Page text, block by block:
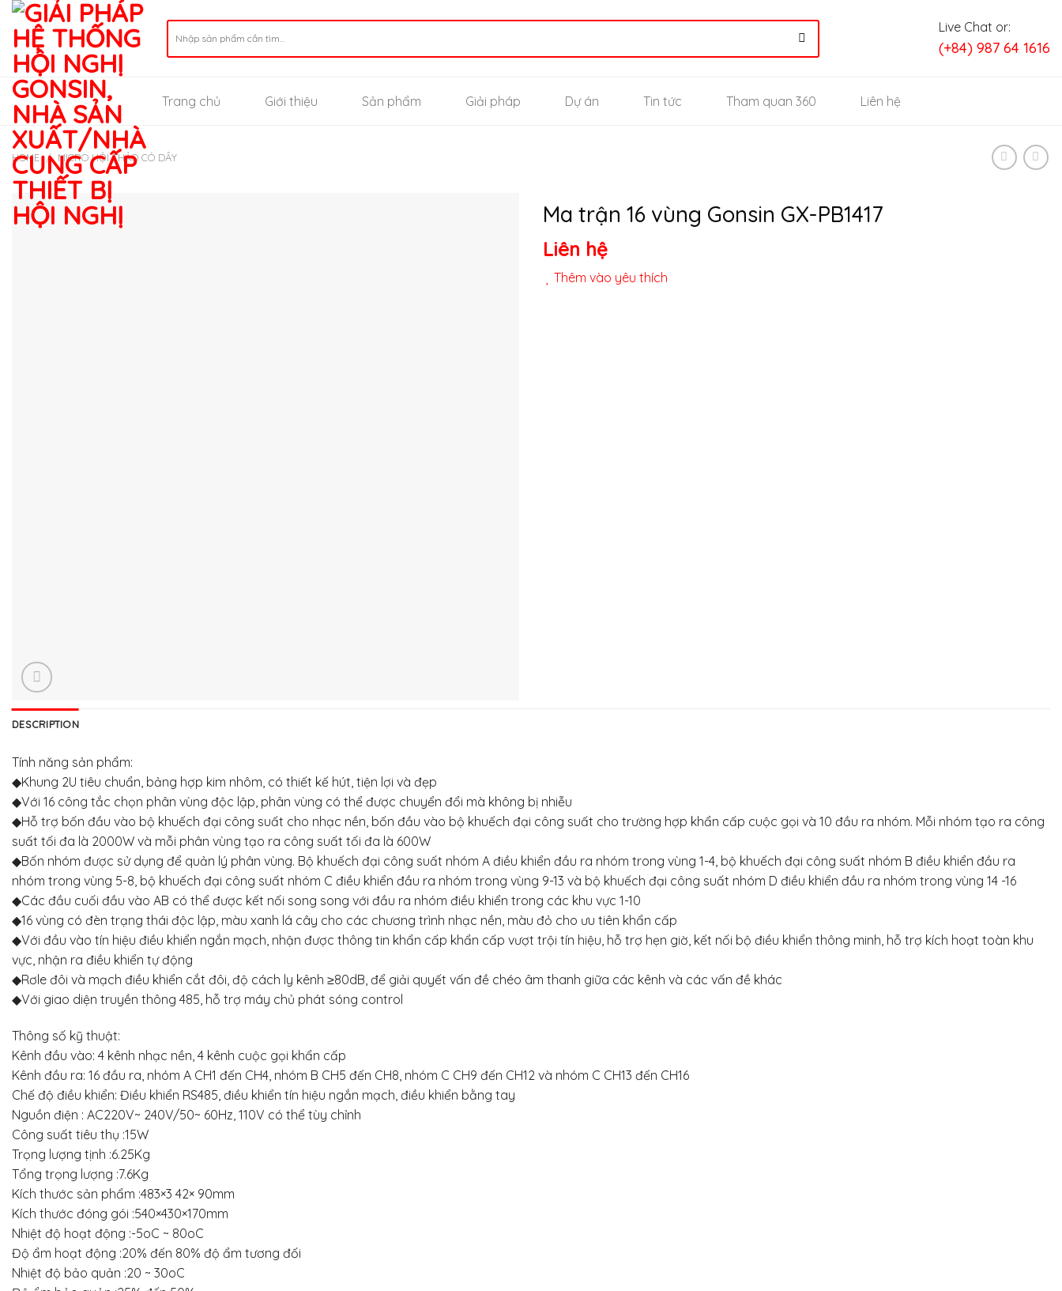
Skip
content
for:
Live Chat or:
(+84) 987 64 1616
Trang chủ Giới thiệu Sản phẩm Giải pháp Dự án Tin tức Tham quan 360 Liên hệ
HOME / MICRO HỘI THẢO CÓ DÂY
Ma trận 16 vùng Gonsin GX-PB1417
Liên hệ
Thêm vào yêu thích
DESCRIPTION
Tính năng sản phẩm:
◆Khung 2U tiêu chuẩn, bảng hợp kim nhôm, có thiết kế hút, tiện lợi và đẹp
◆Với 16 công tắc chọn phân vùng độc lập, phân vùng có thể được chuyển đổi mà không bị nhiễu
◆Hỗ trợ bốn đầu vào bộ khuếch đại công suất cho nhạc nền, bốn đầu vào bộ khuếch đại công suất cho trường hợp khẩn cấp cuộc gọi và 10 đầu ra nhóm. Mỗi nhóm tạo ra công
suất tối đa là 2000W và mỗi phân vùng tạo ra công suất tối đa là 600W
◆Bốn nhóm được sử dụng để quản lý phân vùng. Bộ khuếch đại công suất nhóm A điều khiển đầu ra nhóm trong vùng 1-4, bộ khuếch đại công suất nhóm B điều khiển đầu ra
nhóm trong vùng 5-8, bộ khuếch đại công suất nhóm C điều khiển đầu ra nhóm trong vùng 9-13 và bộ khuếch đại công suất nhóm D điều khiển đầu ra nhóm trong vùng 14 -16
◆Các đầu cuối đầu vào AB có thể được kết nối song song với đầu ra nhóm điều khiển trong các khu vực 1-10
◆16 vùng có đèn trạng thái độc lập, màu xanh lá cây cho các chương trình nhạc nền, màu đỏ cho ưu tiên khẩn cấp
◆Với đầu vào tín hiệu điều khiển ngắn mạch, nhận được thông tin khẩn cấp khẩn cấp vượt trội tín hiệu, hỗ trợ hẹn giờ, kết nối bộ điều khiển thông minh, hỗ trợ kích hoạt toàn khu
vực, nhận ra điều khiển tự động
◆Rơle đôi và mạch điều khiển cắt đôi, độ cách ly kênh ≥80dB, để giải quyết vấn đề chéo âm thanh giữa các kênh và các vấn đề khác
◆Với giao diện truyền thông 485, hỗ trợ máy chủ phát sóng control
Thông số kỹ thuật:
Kênh đầu vào: 4 kênh nhạc nền, 4 kênh cuộc gọi khẩn cấp
Kênh đầu ra: 16 đầu ra, nhóm A CH1 đến CH4, nhóm B CH5 đến CH8, nhóm C CH9 đến CH12 và nhóm C CH13 đến CH16
Chế độ điều khiển: Điều khiển RS485, điều khiển tín hiệu ngắn mạch, điều khiển bằng tay
Nguồn điện : AC220V~ 240V/50~ 60Hz, 110V có thể tùy chỉnh
Công suất tiêu thụ :15W
Trọng lượng tịnh :6.25Kg
Tổng trọng lượng :7.6Kg
Kích thước sản phẩm :483×3 42× 90mm
Kích thước đóng gói :540×430×170mm
Nhiệt độ hoạt động :-5oC ~ 80oC
Độ ẩm hoạt động :20% đến 80% độ ẩm tương đối
Nhiệt độ bảo quản :20 ~ 30oC